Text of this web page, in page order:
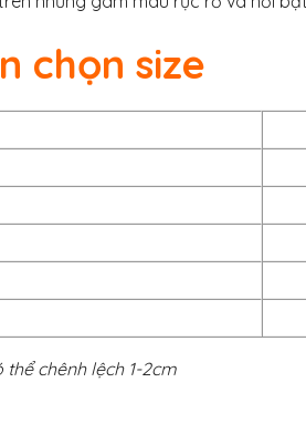
chọn size
chênh lệch 1-2cm